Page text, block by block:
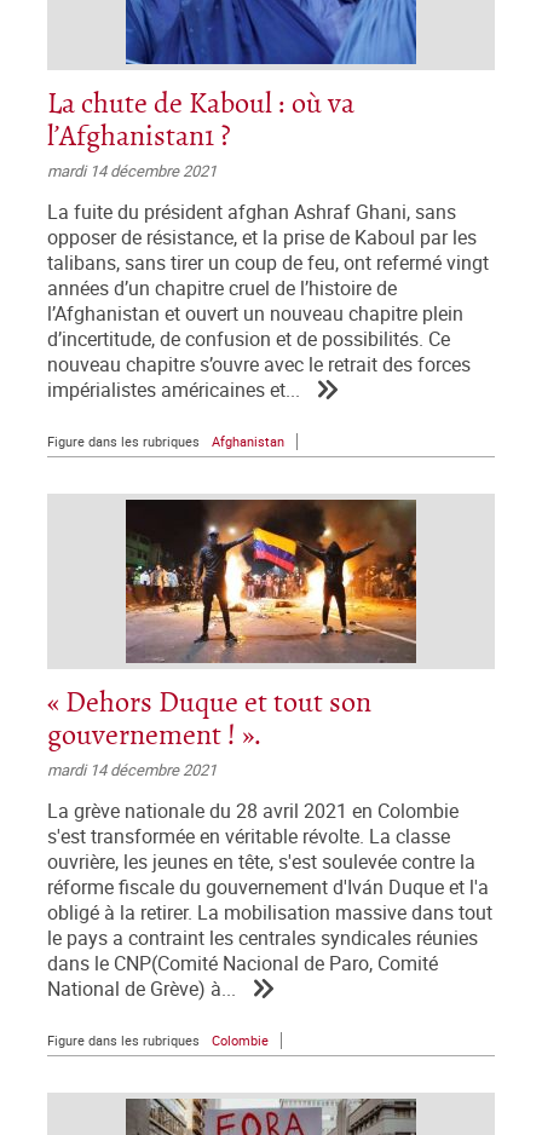
La chute de Kaboul : où va
l’Afghanistan1 ?
mardi 14 décembre 2021
La fuite du président afghan Ashraf Ghani, sans
opposer de résistance, et la prise de Kaboul par les
talibans, sans tirer un coup de feu, ont refermé vingt
années d’un chapitre cruel de l’histoire de
l’Afghanistan et ouvert un nouveau chapitre plein
d’incertitude, de confusion et de possibilités. Ce
nouveau chapitre s’ouvre avec le retrait des forces
impérialistes américaines et...
Figure dans les rubriques Afghanistan
« Dehors Duque et tout son
gouvernement ! ».
mardi 14 décembre 2021
La grève nationale du 28 avril 2021 en Colombie
s'est transformée en véritable révolte. La classe
ouvrière, les jeunes en tête, s'est soulevée contre la
réforme fiscale du gouvernement d'Iván Duque et l'a
obligé à la retirer. La mobilisation massive dans tout
le pays a contraint les centrales syndicales réunies
dans le CNP(Comité Nacional de Paro, Comité
National de Grève) à...
Figure dans les rubriques Colombie